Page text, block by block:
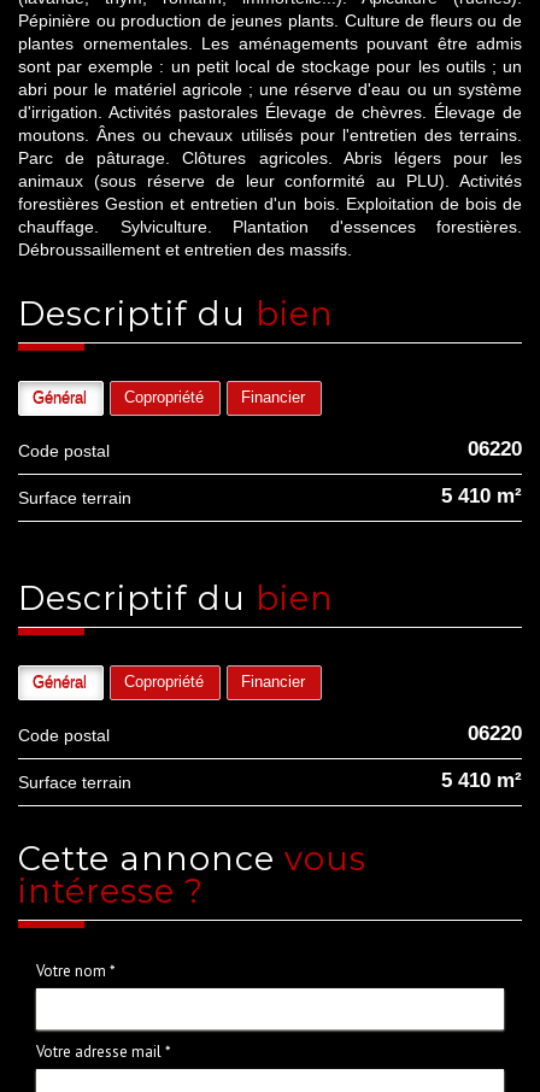
Pépinière ou production de jeunes plants. Culture de fleurs ou de
plantes ornementales. Les aménagements pouvant être admis
sont par exemple : un petit local de stockage pour les outils ; un
abri pour le matériel agricole ; une réserve d'eau ou un système
d'irrigation. Activités pastorales Élevage de chèvres. Élevage de
moutons. Ânes ou chevaux utilisés pour l'entretien des terrains.
Parc de pâturage. Clôtures agricoles. Abris légers pour les
animaux (sous réserve de leur conformité au PLU). Activités
forestières Gestion et entretien d'un bois. Exploitation de bois de
chauffage. Sylviculture. Plantation d'essences forestières.
Débroussaillement et entretien des massifs.
descriptif du bien
Général Copropriété Financier
Code postal 06220
surface terrain 5 410 m²
descriptif du bien
Général Copropriété Financier
Code postal 06220
surface terrain 5 410 m²
cette annonce vous
intéresse ?
Votre nom *
Votre adresse mail *